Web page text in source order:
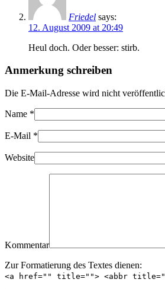
Friedel says:
12. August 2009 at 20:49
Heul doch. Oder besser: stirb.
Anmerkung schreiben
Die E-Mail-Adresse wird nicht
Name *
E-Mail *
Website
Kommentar
Zur Formatierung des Textes dienen:
<a href="" title=""> <abbr